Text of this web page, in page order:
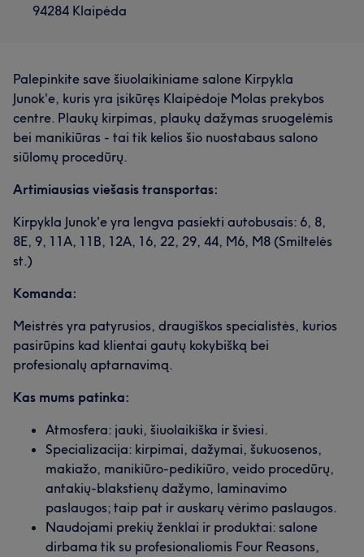
94284 Klaipėda
Palepinkite save šiuolaikiniame salone Kirpykla
Junok'e, kuris yra įsikūręs Klaipėdoje Molas prekybos
centre. Plaukų kirpimas, plaukų dažymas sruogelėmis
bei manikiūras - tai tik kelios šio nuostabaus salono
siūlomų procedūrų.
Artimiausias viešasis transportas:
Kirpykla Junok'e yra lengva pasiekti autobusais: 6, 8,
8E, 9, 11A, 11B, 12A, 16, 22, 29, 44, M6, M8 (Smiltelės
st.)
Komanda:
Meistrės yra patyrusios, draugiškos specialistės, kurios
pasirūpins kad klientai gautų kokybišką bei
profesionalų aptarnavimą.
Kas mums patinka:
Atmosfera: jauki, šiuolaikiška ir šviesi.
Specializacija: kirpimai, dažymai, šukuosenos,
makiažo, manikiūro-pedikiūro, veido procedūrų,
antakių-blakstienų dažymo, laminavimo
paslaugos; taip pat ir auskarų vėrimo paslaugos.
Naudojami prekių ženklai ir produktai: salone
dirbama tik su profesionaliomis Four Reasons,